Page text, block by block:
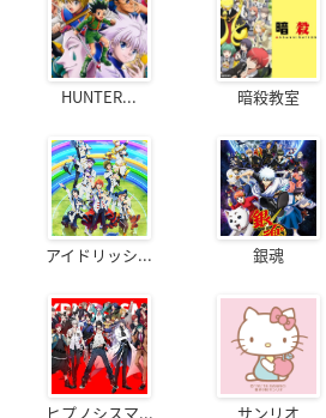
HUNTER... 暗殺教室
アイドリッシ... 銀魂
ヒプノシスマ... サンリオ